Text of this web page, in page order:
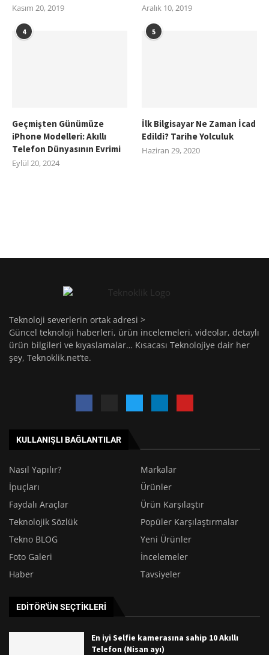
Kasım 20, 2019 Aralık 10, 2019
4
Geçmişten Günümüze
iPhone Modelleri: Akıllı
Telefon Dünyasının Evrimi
Eylül 20, 2024
5
İlk Bilgisayar Ne Zaman İcad
Edildi? Tarihe Yolculuk
Haziran 29, 2020
Teknoloji severlerin ortak adresi >
Güncel teknoloji haberleri, ürün incelemeleri, videolar, detaylı
ürün bilgileri ve kıyaslamalar… Kısacası Teknolojiye dair her
şey, Teknoklik.net’te.
KULLANIŞLI BAĞLANTILAR
Nasıl Yapılır?
Markalar
İpuçları
Ürünler
Faydalı Araçlar
Ürün Karşılaştır
Teknolojik Sözlük
Popüler Karşılaştırmalar
Tekno BLOG
Yeni Ürünler
Foto Galeri
İncelemeler
Haber
Tavsiyeler
EDITÖR'ÜN SEÇTIKLERI
En iyi Selfie kamerasına sahip 10 Akıllı
Telefon (Nisan ayı)